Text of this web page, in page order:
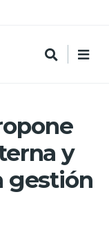
y
gestión